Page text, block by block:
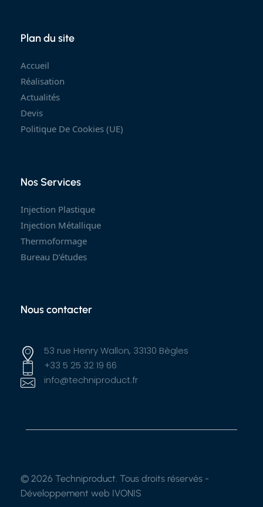
Plan du site
Accueil
Réalisation
Actualités
Devis
Politique De Cookies (UE)
Nos Services
Injection Plastique
Injection Métallique
Thermoformage
Bureau D’études
Nous contacter
53 rue Henry Wallon, 33130 Bègles
+33 5 25 32 19 66
info@techniproduct.fr
© 2026 Techniproduct. Tous droits réservés -
Développement web IVONIS